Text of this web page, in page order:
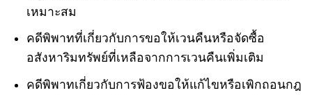
เหมาะสม
คดีพิพาทที่เกี่ยวกับการขอให้เวนคืนหรือจัดซื้อ
อสังหาริมทรัพย์ที่เหลือจากการเวนคืนเพิ่มเติม
คดีพิพาทเกี่ยวกับการฟ้องขอให้แก้ไขหรือเพิกถอนกฎ